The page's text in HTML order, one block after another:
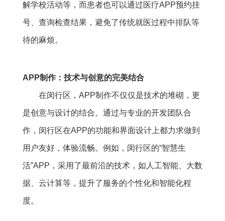
解学校活动等，而患者也可以通过医疗APP预约挂
号、查询检查结果，避免了传统就医过程中排队等
待的麻烦。
APP制作：技术与创意的完美结合
在闵行区，APP制作不仅仅是技术的堆砌，更
是创意与设计的结合。通过与专业的开发团队合
作，闵行区在APP的功能和界面设计上都力求做到
用户友好，体验流畅。例如，闵行区的“智慧生
活”APP，采用了最前沿的技术，如人工智能、大数
据、云计算等，提升了服务的个性化和智能化程
度。